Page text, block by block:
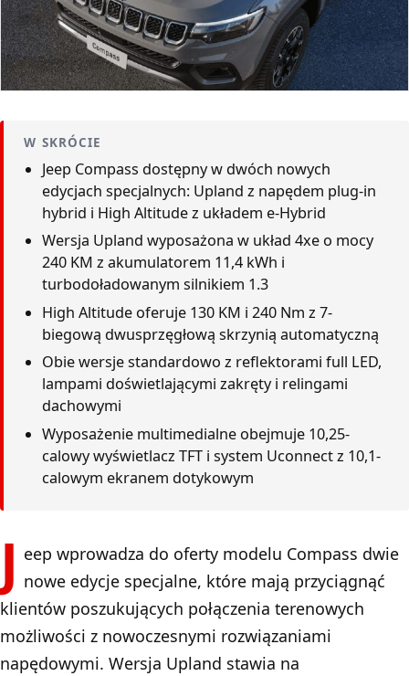
W SKRÓCIE
Jeep Compass dostępny w dwóch nowych
edycjach specjalnych: Upland z napędem plug-in
hybrid i High Altitude z układem e-Hybrid
Wersja Upland wyposażona w układ 4xe o mocy
240 KM z akumulatorem 11,4 kWh i
turbodoładowanym silnikiem 1.3
High Altitude oferuje 130 KM i 240 Nm z 7-
biegową dwusprzęgłową skrzynią automatyczną
Obie wersje standardowo z reflektorami full LED,
lampami doświetlającymi zakręty i relingami
dachowymi
Wyposażenie multimedialne obejmuje 10,25-
calowy wyświetlacz TFT i system Uconnect z 10,1-
calowym ekranem dotykowym
J eep wprowadza do oferty modelu Compass dwie
nowe edycje specjalne, które mają przyciągnąć
klientów poszukujących połączenia terenowych
możliwości z nowoczesnymi rozwiązaniami
napędowymi. Wersja Upland stawia na